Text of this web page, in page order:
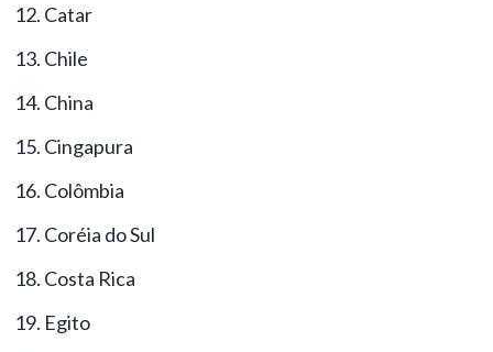
Catar
Chile
China
Cingapura
Colômbia
Coréia do Sul
Costa Rica
Egito